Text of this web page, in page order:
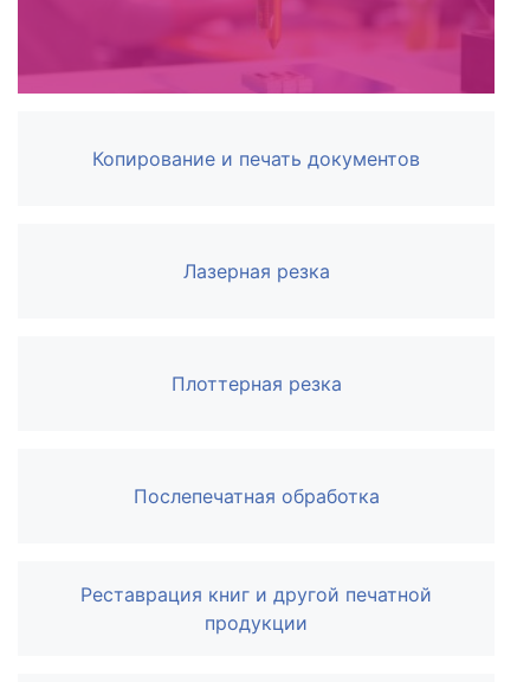
Копирование и печать документов
Лазерная резка
Плоттерная резка
Послепечатная обработка
Реставрация книг и другой печатной
продукции